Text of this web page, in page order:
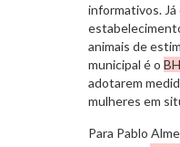
informativos. Já
animais de
municipal é o
adotarem
mulheres em
Para Pablo